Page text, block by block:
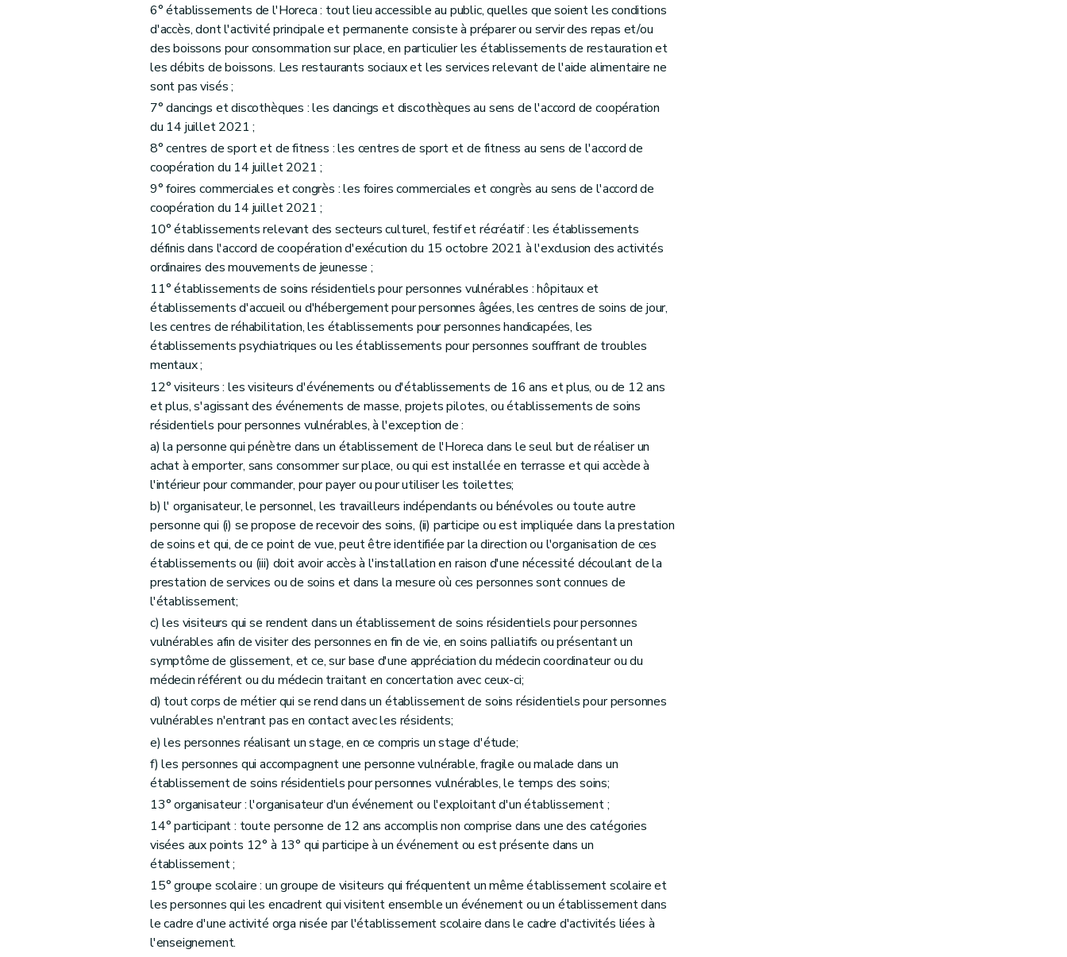
6° établissements de l'Horeca : tout lieu accessible au public, quelles que soient les conditions
d'accès, dont l'activité principale et permanente consiste à préparer ou servir des repas et/ou
des boissons pour consommation sur place, en particulier les établissements de restauration et
les débits de boissons. Les restaurants sociaux et les services relevant de l'aide alimentaire ne
sont pas visés ;
7° dancings et discothèques : les dancings et discothèques au sens de l'accord de coopération
du 14 juillet 2021 ;
8° centres de sport et de fitness : les centres de sport et de fitness au sens de l'accord de
coopération du 14 juillet 2021 ;
9° foires commerciales et congrès : les foires commerciales et congrès au sens de l'accord de
coopération du 14 juillet 2021 ;
10° établissements relevant des secteurs culturel, festif et récréatif : les établissements
définis dans l'accord de coopération d'exécution du 15 octobre 2021 à l'exclusion des activités
ordinaires des mouvements de jeunesse ;
11° établissements de soins résidentiels pour personnes vulnérables : hôpitaux et
établissements d'accueil ou d'hébergement pour personnes âgées, les centres de soins de jour,
les centres de réhabilitation, les établissements pour personnes handicapées, les
établissements psychiatriques ou les établissements pour personnes souffrant de troubles
mentaux ;
12° visiteurs : les visiteurs d'événements ou d'établissements de 16 ans et plus, ou de 12 ans
et plus, s'agissant des événements de masse, projets pilotes, ou établissements de soins
résidentiels pour personnes vulnérables, à l'exception de :
a) la personne qui pénètre dans un établissement de l'Horeca dans le seul but de réaliser un
achat à emporter, sans consommer sur place, ou qui est installée en terrasse et qui accède à
l'intérieur pour commander, pour payer ou pour utiliser les toilettes;
b) l' organisateur, le personnel, les travailleurs indépendants ou bénévoles ou toute autre
personne qui (i) se propose de recevoir des soins, (ii) participe ou est impliquée dans la prestation
de soins et qui, de ce point de vue, peut être identifiée par la direction ou l'organisation de ces
établissements ou (iii) doit avoir accès à l'installation en raison d'une nécessité découlant de la
prestation de services ou de soins et dans la mesure où ces personnes sont connues de
l'établissement;
c) les visiteurs qui se rendent dans un établissement de soins résidentiels pour personnes
vulnérables afin de visiter des personnes en fin de vie, en soins palliatifs ou présentant un
symptôme de glissement, et ce, sur base d'une appréciation du médecin coordinateur ou du
médecin référent ou du médecin traitant en concertation avec ceux-ci;
d) tout corps de métier qui se rend dans un établissement de soins résidentiels pour personnes
vulnérables n'entrant pas en contact avec les résidents;
e) les personnes réalisant un stage, en ce compris un stage d'étude;
f) les personnes qui accompagnent une personne vulnérable, fragile ou malade dans un
établissement de soins résidentiels pour personnes vulnérables, le temps des soins;
13° organisateur : l'organisateur d'un événement ou l'exploitant d'un établissement ;
14° participant : toute personne de 12 ans accomplis non comprise dans une des catégories
visées aux points 12° à 13° qui participe à un événement ou est présente dans un
établissement ;
15° groupe scolaire : un groupe de visiteurs qui fréquentent un même établissement scolaire et
les personnes qui les encadrent qui visitent ensemble un événement ou un établissement dans
le cadre d'une activité orga nisée par l'établissement scolaire dans le cadre d'activités liées à
l'enseignement.